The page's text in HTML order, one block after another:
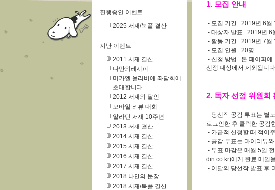
1. 모집 안내
- 모집 기간 : 2019년 6월
- 대상자 발표 : 2019년 6
- 활동 기간 : 2019년 7월
- 모집 인원 : 20명
- 신청 방법 : 본 페이퍼
선정 대상에서 제외됩니
2. 독자 선정 위원회
- 당선작 공감 투표는 별
로그인한 후 클릭한 공감
- 가급적 신청할 때 적어
- 공감 투표는 마이리뷰
- 투표 마감은 매월 5일
din.co.kr)에게 완료 메일
- 이달의 당선작 발표 후
진행중인 이벤트
2025 서재/북플 결산
지난 이벤트
2011 서재 결산
나만의레시피
미카엘 올리비에 좌담회에
초대합니다.
2012 서재의 달인
모바일 리뷰 대회
알라딘 서재 10주년
2013 서재 결산
2014 서재 결산
2015 서재 결산
2016 서재 결산
2017 서재 결산
2018 나만의 문장
2018 서재/북플 결산